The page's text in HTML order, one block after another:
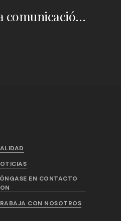
iAM Immersive: AM revoluciona la comunicación en ciencias de la vida
EN CONTACTO
CON NOSOTROS